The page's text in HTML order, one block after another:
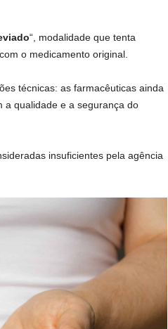
“, modalidade que tenta
o medicamento original.
técnicas: as farmacêuticas ainda
qualidade e a segurança do
insuficientes pela agência